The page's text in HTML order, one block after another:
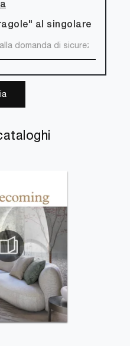
al singolare